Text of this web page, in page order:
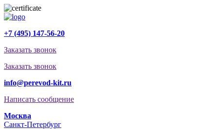
+7 (495) 147-56-20
Заказать звонок
Заказать звонок
info@perevod-kit.ru
Написать сообщение
Москва
Санкт-Петербург